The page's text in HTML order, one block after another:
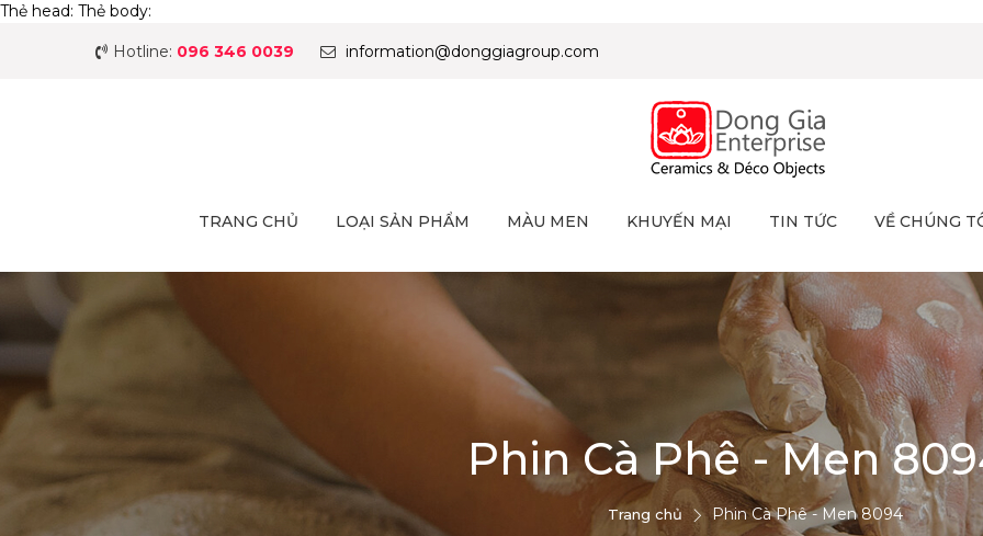
Thẻ head: Thẻ body:
Hotline: 096 346 0039 information@donggiagroup.com
TRANG CHỦ LOẠI SẢN PHẨM MÀU MEN KHUYẾN MẠI TIN TỨC VỀ CHÚNG
Phin Cà Phê - Men
Trang chủ Phin Cà Phê - Men 8094